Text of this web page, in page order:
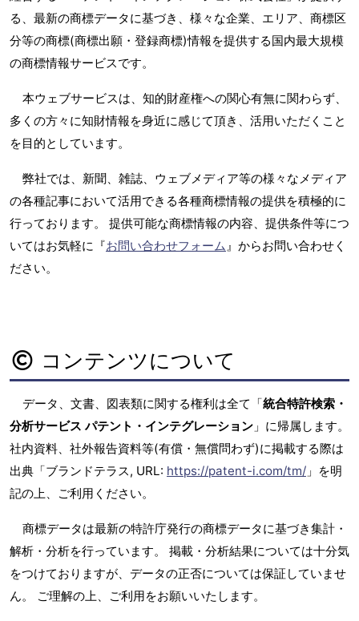
る、最新の商標データに基づき、様々な企業、エリア、商標区
分等の商標(商標出願・登録商標)情報を提供する国内最大規模
の商標情報サービスです。
本ウェブサービスは、知的財産権への関心有無に関わらず、
多くの方々に知財情報を身近に感じて頂き、活用いただくこと
を目的としています。
弊社では、新聞、雑誌、ウェブメディア等の様々なメディア
の各種記事において活用できる各種商標情報の提供を積極的に
行っております。 提供可能な商標情報の内容、提供条件等につ
いてはお気軽に『お問い合わせフォーム』からお問い合わせく
ださい。
コンテンツについて
データ、文書、図表類に関する権利は全て「統合特許検索・
分析サービス パテント・インテグレーション 」に帰属します。
社内資料、社外報告資料等(有償・無償問わず)に掲載する際は
出典「ブランドテラス, URL: https://patent-i.com/tm/ 」を明
記の上、ご利用ください。
商標データは最新の特許庁発行の商標データに基づき集計・
解析・分析を行っています。 掲載・分析結果については十分気
をつけておりますが、データの正否については保証していませ
ん。 ご理解の上、ご利用をお願いいたします。